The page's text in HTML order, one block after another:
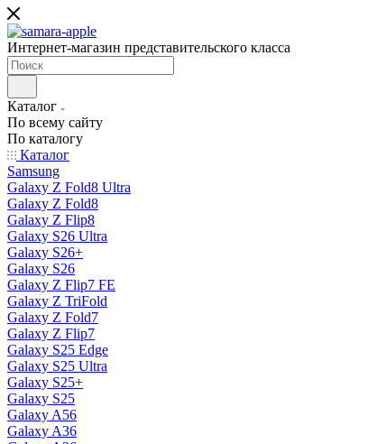
Интернет-магазин представительского класса
Каталог
По всему сайту
По каталогу
Каталог
Samsung
Galaxy Z Fold8 Ultra
Galaxy Z Fold8
Galaxy Z Flip8
Galaxy S26 Ultra
Galaxy S26+
Galaxy S26
Galaxy Z Flip7 FE
Galaxy Z TriFold
Galaxy Z Fold7
Galaxy Z Flip7
Galaxy S25 Edge
Galaxy S25 Ultra
Galaxy S25+
Galaxy S25
Galaxy A56
Galaxy A36